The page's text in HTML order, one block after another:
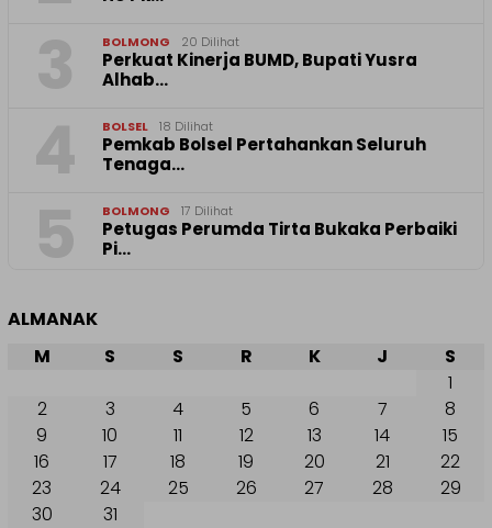
BOLMONG 20 Dilihat
Perkuat Kinerja BUMD, Bupati Yusra
Alhab…
BOLSEL 18 Dilihat
Pemkab Bolsel Pertahankan Seluruh
Tenaga…
BOLMONG 17 Dilihat
Petugas Perumda Tirta Bukaka Perbaiki
Pi…
ALMANAK
M S S R K J
S
1
2
3 4 5 6 7
8
9
10 11 12 13 14
15
16
17 18 19 20 21
22
23
24 25 26 27 28
29
30
31